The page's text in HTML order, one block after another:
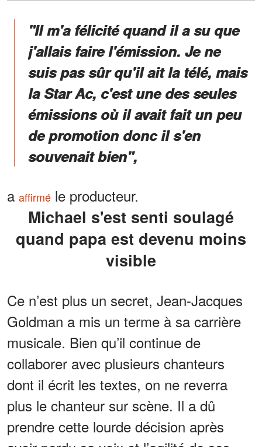
"Il m'a félicité quand il a su que
j'allais faire l'émission. Je ne
suis pas sûr qu'il ait la télé, mais
la Star Ac, c'est une des seules
émissions où il avait fait un peu
de promotion donc il s'en
souvenait bien",
a affirmé le producteur.
Michael s'est senti soulagé
quand papa est devenu moins
visible
Ce n’est plus un secret, Jean-Jacques
Goldman a mis un terme à sa carrière
musicale. Bien qu’il continue de
collaborer avec plusieurs chanteurs
dont il écrit les textes, on ne reverra
plus le chanteur sur scène. Il a dû
prendre cette lourde décision après